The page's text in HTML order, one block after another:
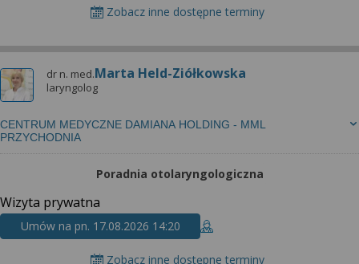
Zobacz inne dostępne terminy
dr n. med.Marta Held-Ziółkowska
laryngolog
CENTRUM MEDYCZNE DAMIANA HOLDING - MML
PRZYCHODNIA
Poradnia otolaryngologiczna
Wizyta prywatna
Umów na pn. 17.08.2026 14:20
Zobacz inne dostępne terminy